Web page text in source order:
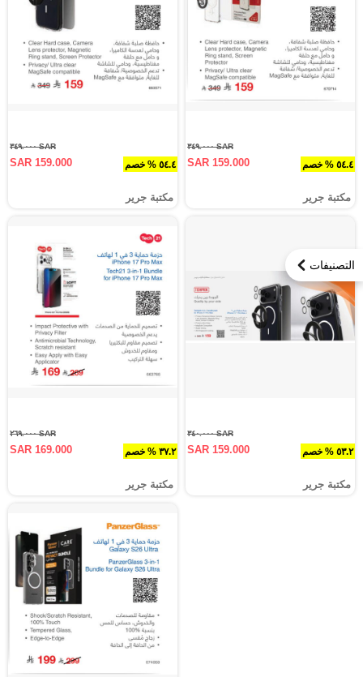
التصنيفات
٥٤.٤ % خصم
SAR ٣٤٩.٠٠٠
SAR 159.000
مكتبة جرير
٥٤.٤ % خصم
SAR ٣٤٩.٠٠٠
SAR 159.000
مكتبة جرير
٥٣.٢ % خصم
SAR ٣٤٠.٠٠٠
SAR 159.000
مكتبة جرير
٣٧.٢ % خصم
SAR ٢٦٩.٠٠٠
SAR 169.000
مكتبة جرير